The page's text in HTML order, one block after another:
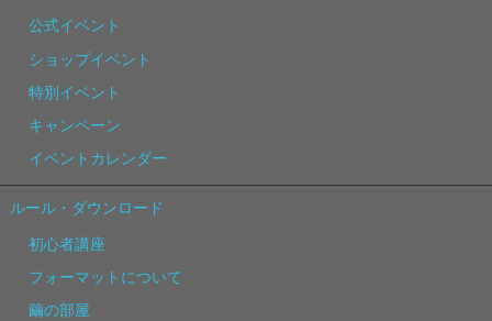
公式イベント
ショップイベント
特別イベント
キャンペーン
イベントカレンダー
ルール・ダウンロード
初心者講座
フォーマットについて
繭の部屋